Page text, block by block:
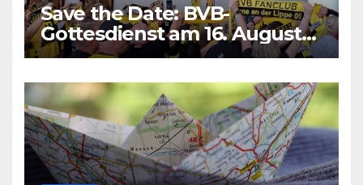
Save the Date: BVB-
Gottesdienst am 16. August
2026